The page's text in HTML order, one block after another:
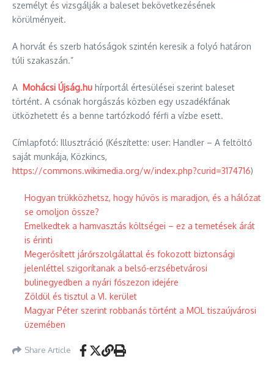
személyt és vizsgálják a baleset bekövetkezésének
körülményeit.
A horvát és szerb hatóságok szintén keresik a folyó határon
túli szakaszán.”
A Mohácsi Újság.hu hírportál értesülései szerint baleset
történt. A csónak horgászás közben egy uszadékfának
ütközhetett és a benne tartózkodó férfi a vízbe esett.
Címlapfotó: Illusztráció (Készítette: user: Handler – A feltöltő
saját munkája, Közkincs,
https://commons.wikimedia.org/w/index.php?curid=3174716)
Hogyan trükközhetsz, hogy hűvös is maradjon, és a hálózat
se omoljon össze?
Emelkedtek a hamvasztás költségei – ez a temetések árát
is érinti
Megerősített járőrszolgálattal és fokozott biztonsági
jelenléttel szigorítanak a belső-erzsébetvárosi
bulinegyedben a nyári főszezon idejére
Zöldül és tisztul a VI. kerület
Magyar Péter szerint robbanás történt a MOL tiszaújvárosi
üzemében
Share Article